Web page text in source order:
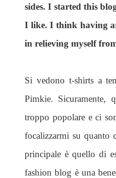
sides. I started this
I like. I think having
in relieving myself
Si vedono t-shirts a
Pimkie. Sicuramente,
troppo popolare e ci
focalizzarmi su
principale è quello di
fashion blog è una